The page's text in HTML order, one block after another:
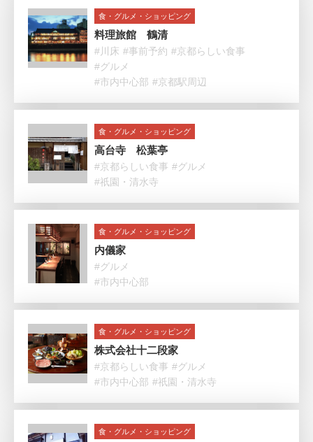
食・グルメ・ショッピング
料理旅館 鶴清
#川床 #事前予約 #京都らしい食事
#グルメ
#市内中心部 #京都駅周辺
食・グルメ・ショッピング
高台寺 松葉亭
#京都らしい食事 #グルメ
#祇園・清水寺
食・グルメ・ショッピング
内儀家
#グルメ
#市内中心部
食・グルメ・ショッピング
株式会社十二段家
#京都らしい食事 #グルメ
#市内中心部 #祇園・清水寺
食・グルメ・ショッピング